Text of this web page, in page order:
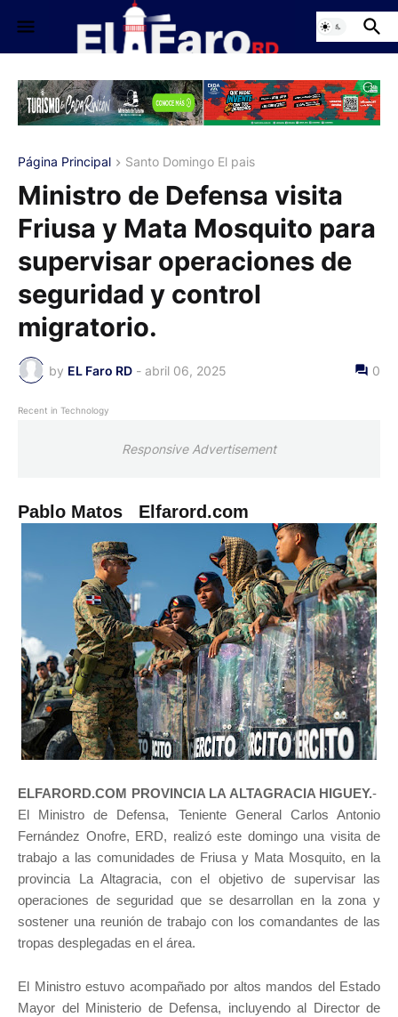
Página Principal Santo Domingo El pais
Ministro de Defensa visita
Friusa y Mata Mosquito para
supervisar operaciones de
seguridad y control
migratorio.
by EL Faro RD - abril 06, 2025 0
Recent in Technology
Responsive Advertisement
Pablo Matos Elfarord.com
ELFARORD.COM PROVINCIA LA ALTAGRACIA HIGUEY.-
El Ministro de Defensa, Teniente General Carlos Antonio
Fernández Onofre, ERD, realizó este domingo una visita de
trabajo a las comunidades de Friusa y Mata Mosquito, en la
provincia La Altagracia, con el objetivo de supervisar las
operaciones de seguridad que se desarrollan en la zona y
sostener una reunión de trabajo con los comandantes de las
tropas desplegadas en el área.
El Ministro estuvo acompañado por altos mandos del Estado
Mayor del Ministerio de Defensa, incluyendo al Director de